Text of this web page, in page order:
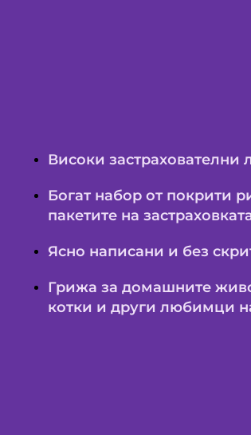
Високи
Богат набор от покрити
пакетите на
Яснo написани и без
Грижа за домашните
котки и други любимци